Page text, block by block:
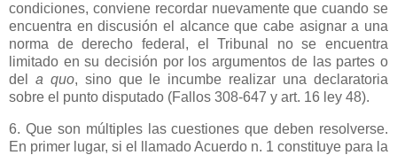
condiciones, conviene recordar nuevamente que cuando se
encuentra en discusión el alcance que cabe asignar a una
norma de derecho federal, el Tribunal no se encuentra
limitado en su decisión por los argumentos de las partes o
del a quo, sino que le incumbe realizar una declaratoria
sobre el punto disputado (Fallos 308-647 y art. 16 ley 48).
6. Que son múltiples las cuestiones que deben resolverse.
En primer lugar, si el llamado Acuerdo n. 1 constituye para la